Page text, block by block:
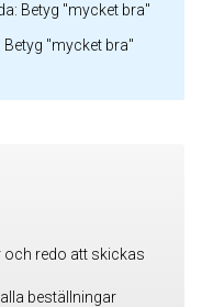
Betyg "mycket bra"
Betyg "mycket bra"
och redo att skickas
beställningar